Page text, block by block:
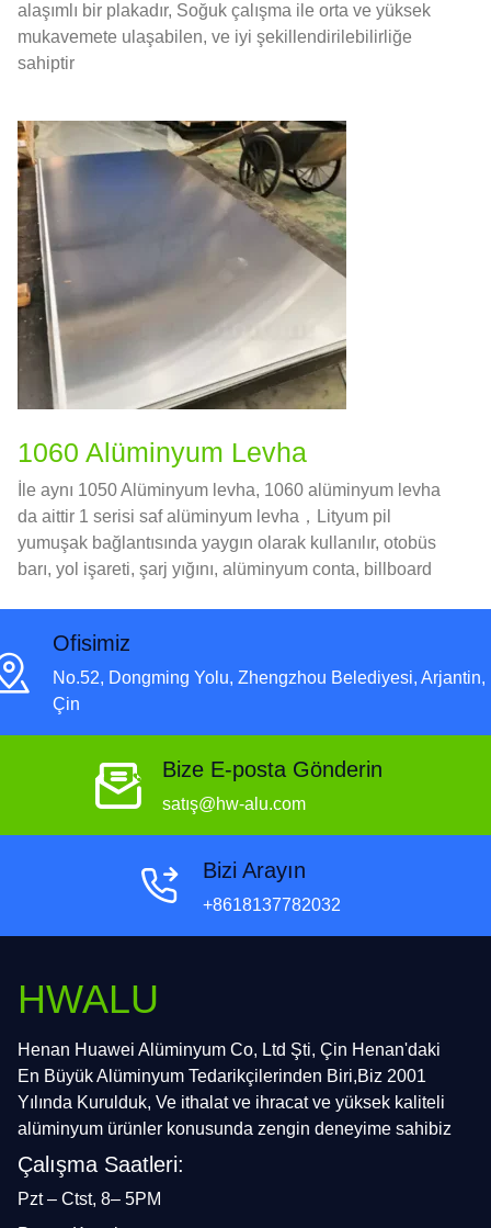
alaşımlı bir plakadır, Soğuk çalışma ile orta ve yüksek
mukavemete ulaşabilen, ve iyi şekillendirilebilirliğe
sahiptir
1060 Alüminyum Levha
İle aynı 1050 Alüminyum levha, 1060 alüminyum levha
da aittir 1 serisi saf alüminyum levha，Lityum pil
yumuşak bağlantısında yaygın olarak kullanılır, otobüs
barı, yol işareti, şarj yığını, alüminyum conta, billboard
Ofisimiz
No.52, Dongming Yolu, Zhengzhou Belediyesi, Arjantin,
Çin
Bize E-posta Gönderin
satış@hw-alu.com
Bizi Arayın
+8618137782032
HWALU
Henan Huawei Alüminyum Co, Ltd Şti, Çin Henan'daki
En Büyük Alüminyum Tedarikçilerinden Biri,Biz 2001
Yılında Kurulduk, Ve ithalat ve ihracat ve yüksek kaliteli
alüminyum ürünler konusunda zengin deneyime sahibiz
Çalışma Saatleri:
Pzt – Ctst, 8– 5PM